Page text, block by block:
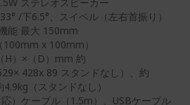
/下6.5°、スイベル（左右首振り）
能 最大 150mm
100mm x 100mm）
H）×（D）mm 約
428x 89 スタンドなし）、約
（スタンドなし）
）ケーブル（1.5m）、USBケーブル